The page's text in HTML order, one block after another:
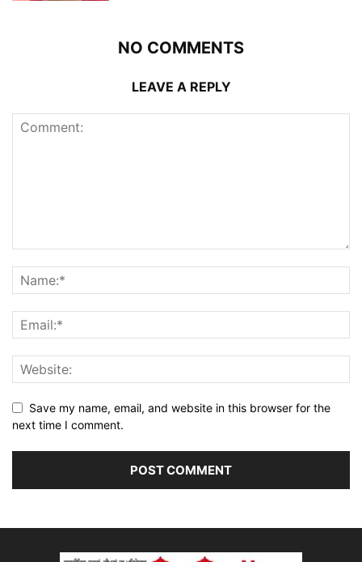
NO COMMENTS
LEAVE A REPLY
Save my name, email, and website in this browser for the
next time I comment.